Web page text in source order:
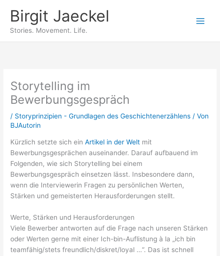
Inhalt
springen
Birgit Jaeckel
Stories. Movement. Life.
Storytelling im
Bewerbungsgespräch
/ Storyprinzipien - Grundlagen des Geschichtenerzählens / Von
BJAutorin
Kürzlich setzte sich einArtikel in der Welt mit
Bewerbungsgesprächen auseinander. Darauf aufbauend im
Folgenden, wie sich Storytelling bei einem
Bewerbungsgespräch einsetzen lässt. Insbesondere dann,
wenn die Interviewerin Fragen zu persönlichen Werten,
Stärken und gemeisterten Herausforderungen stellt.
Werte, Stärken und Herausforderungen
Viele Bewerber antworten auf die Frage nach unseren Stärken
oder Werten gerne mit einer Ich-bin-Auflistung à la „ich bin
teamfähig/stets freundlich/diskret/loyal …“. Das ist schnell